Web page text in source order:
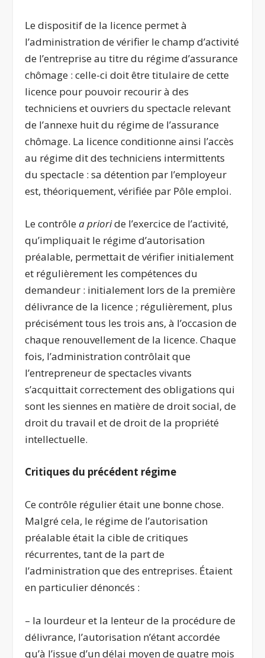
Le dispositif de la licence permet à
l’administration de vérifier le champ d’activité
de l’entreprise au titre du régime d’assurance
chômage : celle-ci doit être titulaire de cette
licence pour pouvoir recourir à des
techniciens et ouvriers du spectacle relevant
de l’annexe huit du régime de l’assurance
chômage. La licence conditionne ainsi l’accès
au régime dit des techniciens intermittents
du spectacle : sa détention par l’employeur
est, théoriquement, vérifiée par Pôle emploi.
Le contrôlea prioride l’exercice de l’activité,
qu’impliquait le régime d’autorisation
préalable, permettait de vérifier initialement
et régulièrement les compétences du
demandeur : initialement lors de la première
délivrance de la licence ; régulièrement, plus
précisément tous les trois ans, à l’occasion de
chaque renouvellement de la licence. Chaque
fois, l’administration contrôlait que
l’entrepreneur de spectacles vivants
s’acquittait correctement des obligations qui
sont les siennes en matière de droit social, de
droit du travail et de droit de la propriété
intellectuelle.
Critiques du précédent régime
Ce contrôle régulier était une bonne chose.
Malgré cela, le régime de l’autorisation
préalable était la cible de critiques
récurrentes, tant de la part de
l’administration que des entreprises. Étaient
en particulier dénoncés :
– la lourdeur et la lenteur de la procédure de
délivrance, l’autorisation n’étant accordée
qu’à l’issue d’un délai moyen de quatre mois